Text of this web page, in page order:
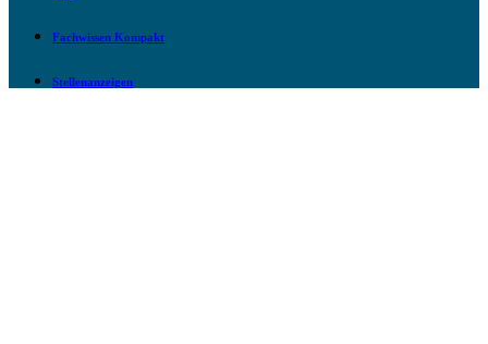
Fachwissen Kompakt
Stellenanzeigen